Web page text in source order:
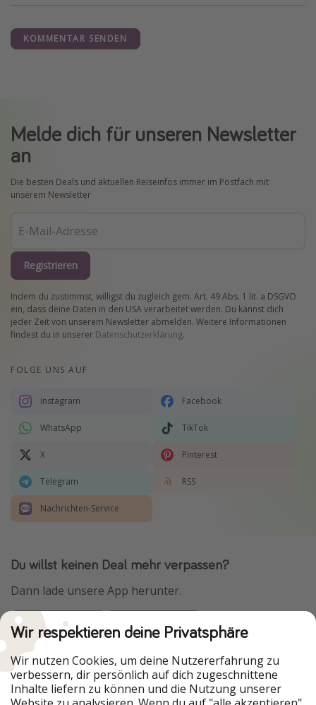
KOMMENTAR SENDEN
Melde dich für unseren Newsletter
an
Die besten Deals und aktuellen Reiseinfos immer im Postfach mit
unserem Newsletter
Registrieren
Indem du zustimmst, willigst du zugleich gem. Art. 49 Abs. 1 lit. a DSGVO
ein, dass deine Daten in den USA verarbeitet werden. Du kannst dich
jeder Zeit von unserem Newsletter abmelden. Weitere Informationen
findest du in unserer Datenschutzerklärung.
FOLGE UNS AUF
Instagram Facebook
WhatsApp TikTok
X Pinterest
Telegram RSS
Nachrichten-Service
Du willst keinen Deal mehr verpassen?
Dann lade unsere App herunter.
Urlaubspiraten ist Teil der HolidayPirates Group
Unsere Märkte
Wir respektieren deine Privatsphäre
Wir nutzen Cookies, um deine Nutzererfahrung zu
verbessern, dir persönlich auf dich zugeschnittene
Inhalte liefern zu können und die Nutzung unserer